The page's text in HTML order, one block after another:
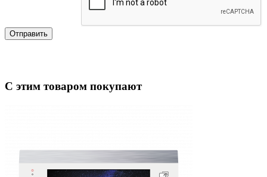
Отправить
С этим товаром покупают